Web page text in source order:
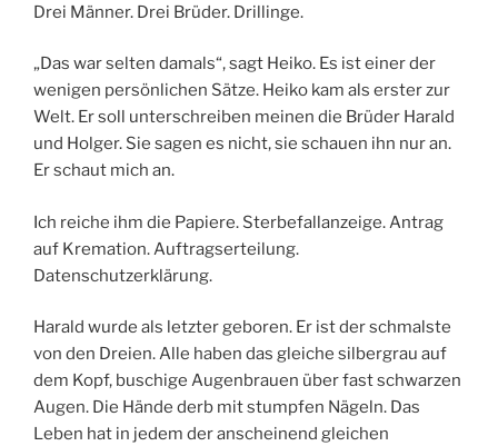
Drei Männer. Drei Brüder. Drillinge.
„Das war selten damals“, sagt Heiko. Es ist einer der
wenigen persönlichen Sätze. Heiko kam als erster zur
Welt. Er soll unterschreiben meinen die Brüder Harald
und Holger. Sie sagen es nicht, sie schauen ihn nur an.
Er schaut mich an.
Ich reiche ihm die Papiere. Sterbefallanzeige. Antrag
auf Kremation. Auftragserteilung.
Datenschutzerklärung.
Harald wurde als letzter geboren. Er ist der schmalste
von den Dreien. Alle haben das gleiche silbergrau auf
dem Kopf, buschige Augenbrauen über fast schwarzen
Augen. Die Hände derb mit stumpfen Nägeln. Das
Leben hat in jedem der anscheinend gleichen